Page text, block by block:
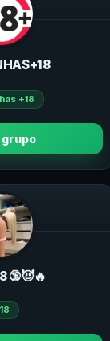
+18
grupo
🔞😈🔥